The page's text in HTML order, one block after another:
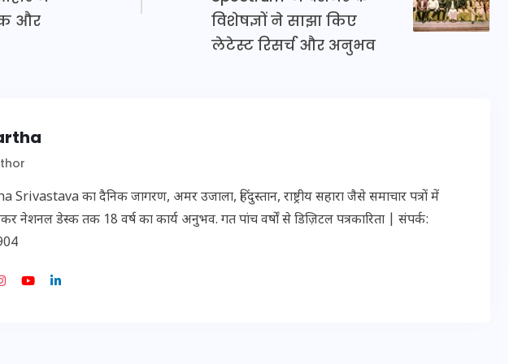
और
विशेषज्ञों ने साझा किए
लेटेस्ट रिसर्च और अनुभव
Srivastava का दैनिक जागरण, अमर उजाला, हिंदुस्तान, राष्ट्रीय सहारा जैसे समाचार पत्रों में
नेशनल डेस्क तक 18 वर्ष का कार्य अनुभव. गत पांच वर्षों से डिज़िटल पत्रकारिता | संपर्क:
2026 20 जनवरी 2026